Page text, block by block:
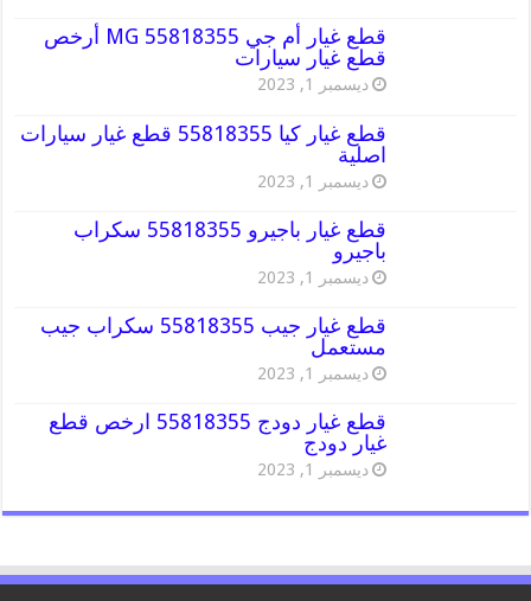
قطع غيار أم جي MG 55818355 أرخص
قطع غيار سيارات
ديسمبر 1, 2023
قطع غيار كيا 55818355 قطع غيار سيارات
اصلية
ديسمبر 1, 2023
قطع غيار باجيرو 55818355 سكراب
باجيرو
ديسمبر 1, 2023
قطع غيار جيب 55818355 سكراب جيب
مستعمل
ديسمبر 1, 2023
قطع غيار دودج 55818355 ارخص قطع
غيار دودج
ديسمبر 1, 2023